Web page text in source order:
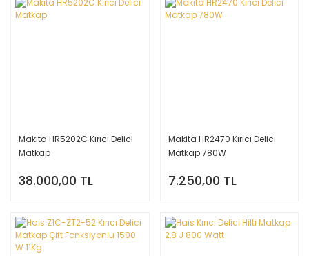
Makita HR5202C Kırıcı Delici
Matkap
38.000,00 TL
Makita HR2470 Kırıcı Delici
Matkap 780W
7.250,00 TL